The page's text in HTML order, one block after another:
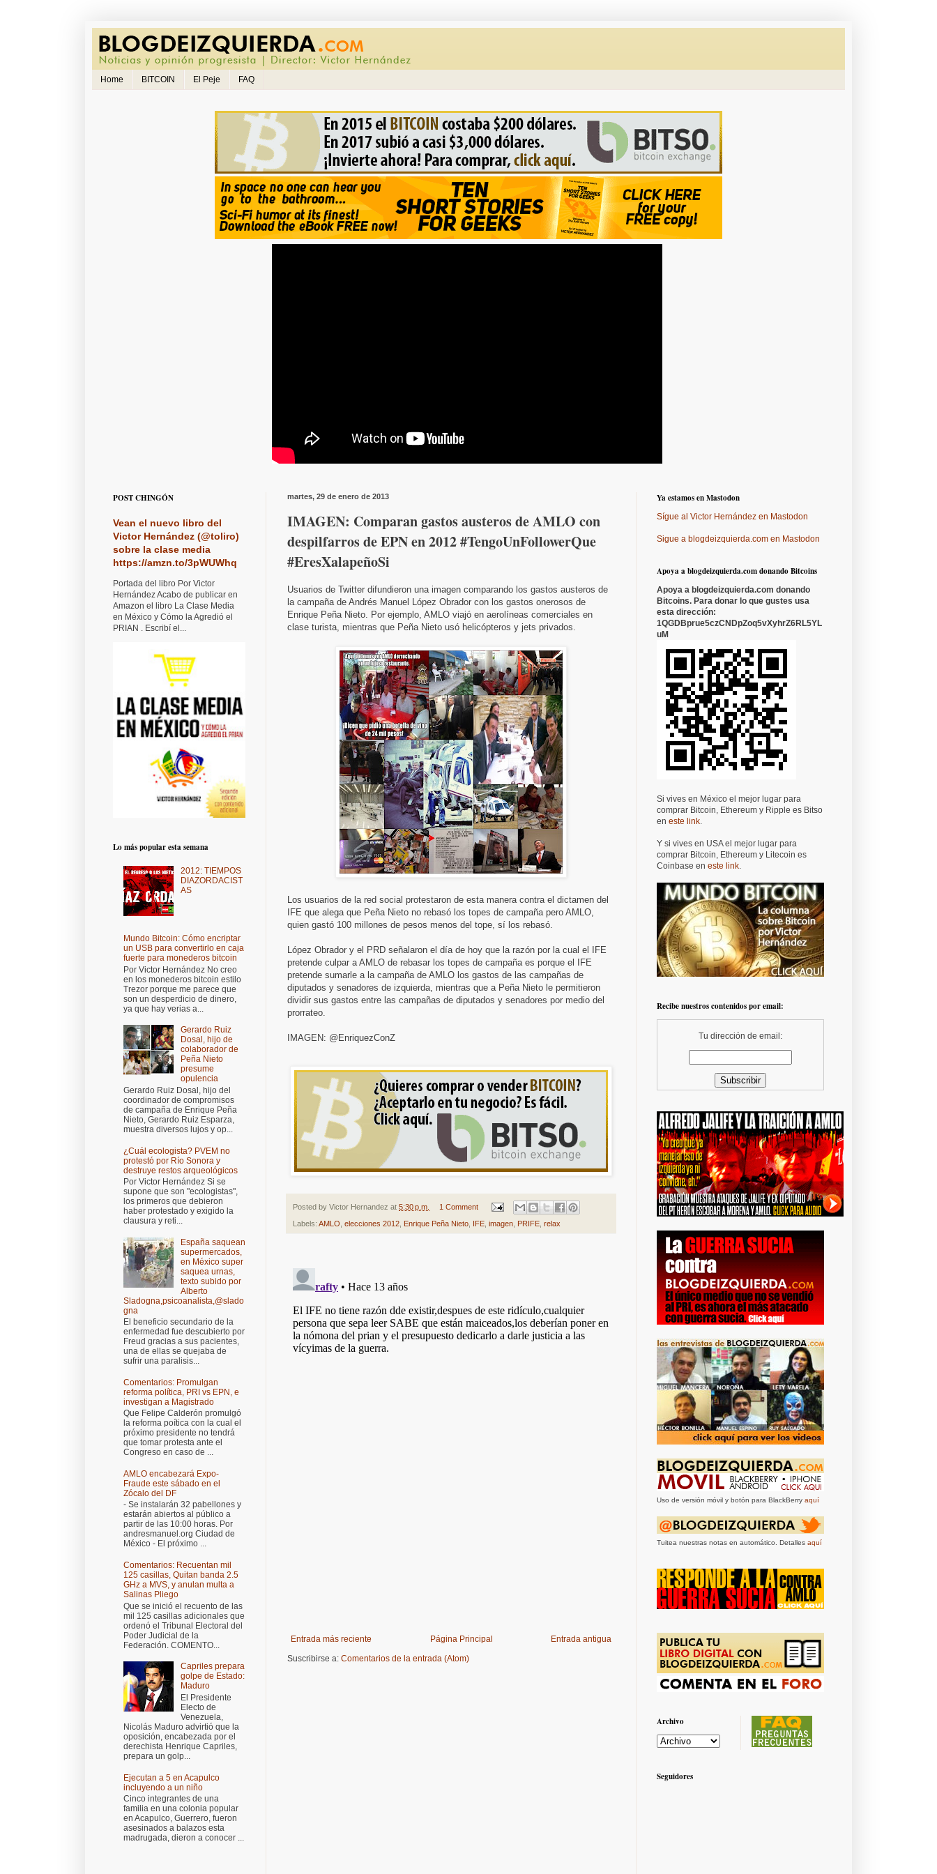
Home BITCOIN El Peje FAQ
martes, 29 de enero de 2013
IMAGEN: Comparan gastos austeros de AMLO con
despilfarros de EPN en 2012 #TengoUnFollowerQue
#EresXalapeñoSi
Usuarios de Twitter difundieron una imagen comparando los gastos austeros de
la campaña de Andrés Manuel López Obrador con los gastos onerosos de
Enrique Peña Nieto. Por ejemplo, AMLO viajó en aerolíneas comerciales en
clase turista, mientras que Peña Nieto usó helicópteros y jets privados.
Los usuarios de la red social protestaron de esta manera contra el dictamen del
IFE que alega que Peña Nieto no rebasó los topes de campaña pero AMLO,
quien gastó 100 millones de pesos menos del tope, sí los rebasó.
López Obrador y el PRD señalaron el día de hoy que la razón por la cual el IFE
pretende culpar a AMLO de rebasar los topes de campaña es porque el IFE
pretende sumarle a la campaña de AMLO los gastos de las campañas de
diputados y senadores de izquierda, mientras que a Peña Nieto le permitieron
dividir sus gastos entre las campañas de diputados y senadores por medio del
prorrateo.
IMAGEN: @EnriquezConZ
Posted by Victor Hernandez at 5:30 p.m. 1 Comment
Labels: AMLO elecciones 2012 Enrique Peña Nieto IFE imagen PRIFE relax
Entrada más reciente Entrada antigua
Página Principal
Suscribirse a: Comentarios de la entrada (Atom)
POST CHINGÓN
Vean el nuevo libro del
Victor Hernández (@toliro)
sobre la clase media
https://amzn.to/3pWUWhq
Portada del libro Por Victor
Hernández Acabo de publicar en
Amazon el libro La Clase Media
en México y Cómo la Agredió el
PRIAN . Escribí el...
Lo más popular esta semana
2012: TIEMPOS
DIAZORDACIST
AS
Mundo Bitcoin: Cómo encriptar
un USB para convertirlo en caja
fuerte para monederos bitcoin
Por Victor Hernández No creo
en los monederos bitcoin estilo
Trezor porque me parece que
son un desperdicio de dinero,
ya que hay verias a...
Gerardo Ruiz
Dosal, hijo de
colaborador de
Peña Nieto
presume
opulencia
Gerardo Ruiz Dosal, hijo del
coordinador de compromisos
de campaña de Enrique Peña
Nieto, Gerardo Ruiz Esparza,
muestra diversos lujos y op...
¿Cuál ecologista? PVEM no
protestó por Río Sonora y
destruye restos arqueológicos
Por Victor Hernández Si se
supone que son "ecologistas",
los primeros que debieron
haber protestado y exigido la
clausura y reti...
España saquean
supermercados,
en México super
saquea urnas,
texto subido por
Alberto
Sladogna,psicoanalista,@slado
gna
El beneficio secundario de la
enfermedad fue descubierto por
Freud gracias a sus pacientes,
una de ellas se quejaba de
sufrir una paralisis...
Comentarios: Promulgan
reforma política, PRI vs EPN, e
investigan a Magistrado
Que Felipe Calderón promulgó
la reforma poítica con la cual el
próximo presidente no tendrá
que tomar protesta ante el
Congreso en caso de ...
AMLO encabezará Expo-
Fraude este sábado en el
Zócalo del DF
- Se instalarán 32 pabellones y
estarán abiertos al público a
partir de las 10:00 horas. Por
andresmanuel.org Ciudad de
México - El próximo ...
Comentarios: Recuentan mil
125 casillas, Quitan banda 2.5
GHz a MVS, y anulan multa a
Salinas Pliego
Que se inició el recuento de las
mil 125 casillas adicionales que
ordenó el Tribunal Electoral del
Poder Judicial de la
Federación. COMENTO...
Capriles prepara
golpe de Estado:
Maduro
El Presidente
Electo de
Venezuela,
Nicolás Maduro advirtió que la
oposición, encabezada por el
derechista Henrique Capriles,
prepara un golp...
Ejecutan a 5 en Acapulco
incluyendo a un niño
Cinco integrantes de una
familia en una colonia popular
en Acapulco, Guerrero, fueron
asesinados a balazos esta
madrugada, dieron a conocer ...
Ya estamos en Mastodon
Sígue al Victor Hernández en Mastodon
Sigue a blogdeizquierda.com en Mastodon
Apoya a blogdeizquierda.com donando Bitcoins
Apoya a blogdeizquierda.com donando
Bitcoins. Para donar lo que gustes usa
esta dirección:
1QGDBprue5czCNDpZoq5vXyhrZ6RL5YL
uM
Si vives en México el mejor lugar para
comprar Bitcoin, Ethereum y Ripple es Bitso
en este link.
Y si vives en USA el mejor lugar para
comprar Bitcoin, Ethereum y Litecoin es
Coinbase en este link.
Recibe nuestros contenidos por email:
Tu dirección de email:
Uso de versión móvil y botón para BlackBerry aquí
Tuitea nuestras notas en automático. Detalles aquí
Archivo
Seguidores